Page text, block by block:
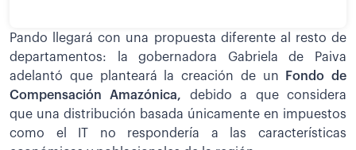
Pando llegará con una propuesta diferente al resto de
departamentos: la gobernadora Gabriela de Paiva
adelantó que planteará la creación de un
Fondo de
Compensación Amazónica, debido a que considera
que una distribución basada únicamente en impuestos
como el IT no respondería a las características